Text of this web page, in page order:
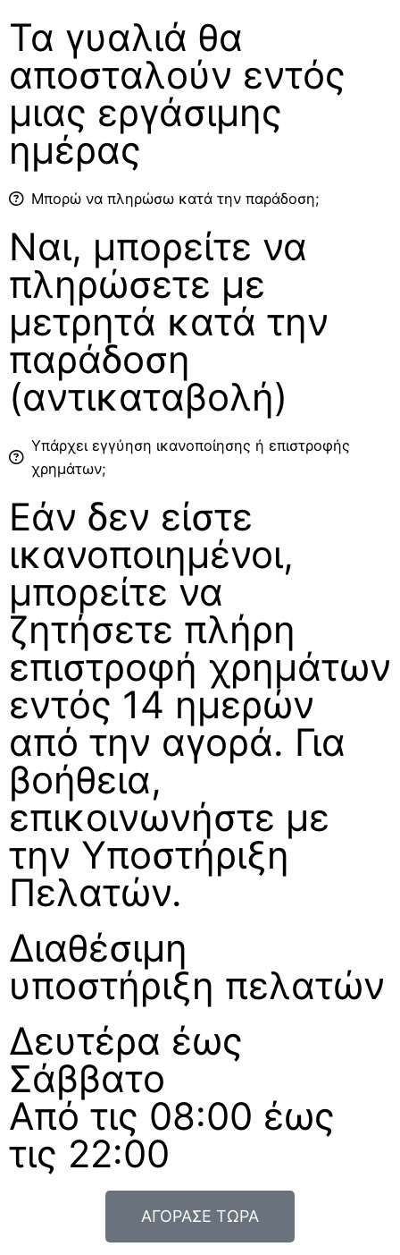
Τα γυαλιά θα
αποσταλούν εντός
μιας εργάσιμης
ημέρας
Μπορώ να πληρώσω κατά την παράδοση;
Ναι, μπορείτε να
πληρώσετε με
μετρητά κατά την
παράδοση
(αντικαταβολή)
Υπάρχει εγγύηση ικανοποίησης ή επιστροφής
χρημάτων;
Εάν δεν είστε
ικανοποιημένοι,
μπορείτε να
ζητήσετε πλήρη
επιστροφή χρημάτων
εντός 14 ημερών
από την αγορά. Για
βοήθεια,
επικοινωνήστε με
την Υποστήριξη
Πελατών.
Διαθέσιμη
υποστήριξη πελατών
Δευτέρα έως
Σάββατο
Από τις 08:00 έως
τις 22:00
ΑΓΟΡΑΣΕ ΤΩΡΑ